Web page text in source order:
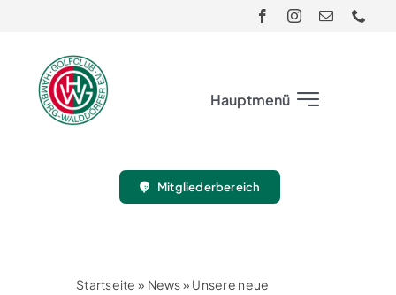
content
Hauptmenü
Mitgliederbereich
Startseite » News» Unsere neue